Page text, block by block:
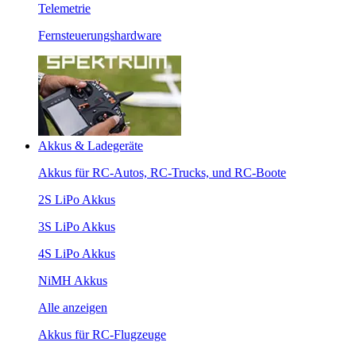
Telemetrie
Fernsteuerungshardware
Akkus & Ladegeräte
Akkus für RC-Autos, RC-Trucks, und RC-Boote
2S LiPo Akkus
3S LiPo Akkus
4S LiPo Akkus
NiMH Akkus
Alle anzeigen
Akkus für RC-Flugzeuge